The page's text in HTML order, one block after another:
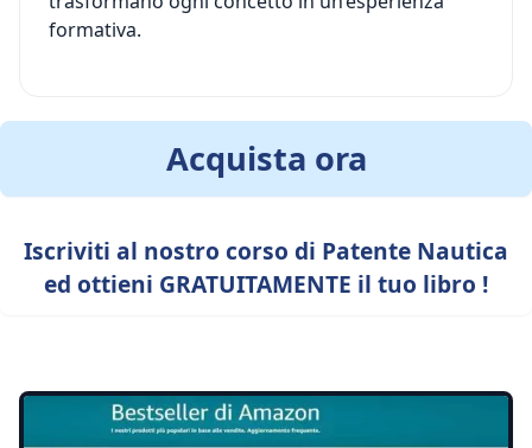
formativa.
Iscriviti al nostro corso di Patente Nautica
ed ottieni GRATUITAMENTE il tuo libro !
Acquista ora